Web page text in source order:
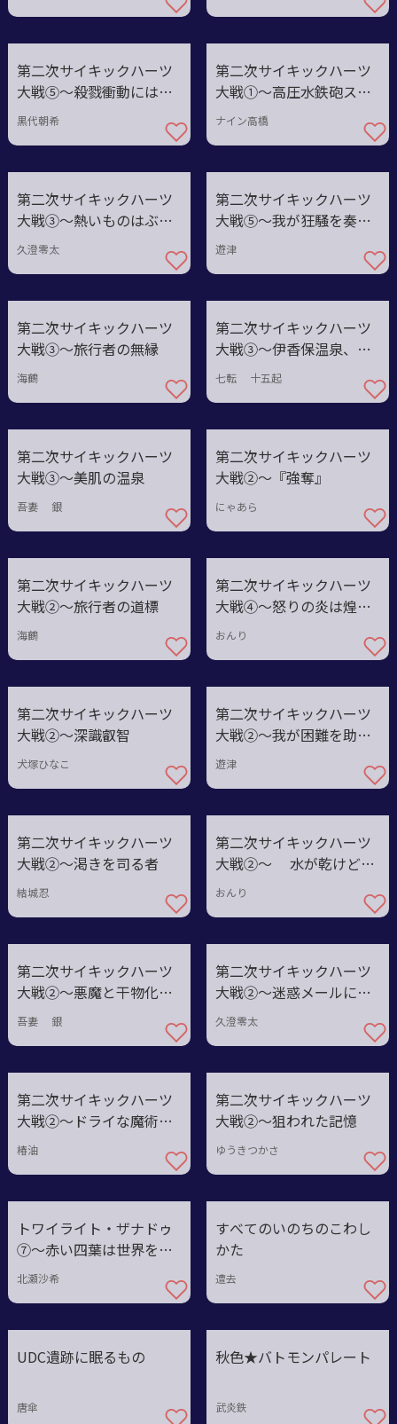
第二次サイキックハーツ
大戦⑤〜殺戮衝動には魔
曲を
黒代朝希
第二次サイキックハーツ
大戦①〜高圧水鉄砲ステ
ージ
ナイン高橋
第二次サイキックハーツ
大戦③〜熱いものはぶん
殴る
久澄零太
第二次サイキックハーツ
大戦⑤～我が狂騒を奏で
よ魔曲
遊津
第二次サイキックハーツ
大戦③〜旅行者の無縁
海鶴
第二次サイキックハーツ
大戦③〜伊香保温泉、日
本の名湯
七転 十五起
第二次サイキックハーツ
大戦③〜美肌の温泉
吾妻 銀
第二次サイキックハーツ
大戦②〜『強奪』
にゃあら
第二次サイキックハーツ
大戦②〜旅行者の道標
海鶴
第二次サイキックハーツ
大戦④〜怒りの炎は煌々
と燃える
おんり
第二次サイキックハーツ
大戦②〜深識叡智
犬塚ひなこ
第二次サイキックハーツ
大戦②～我が困難を助け
よ叡智
遊津
第二次サイキックハーツ
大戦②〜渇きを司る者
結城忍
第二次サイキックハーツ
大戦②〜 水が乾けど、
心は乾かぬ
おんり
第二次サイキックハーツ
大戦②〜悪魔と干物化す
るナノナノ
吾妻 銀
第二次サイキックハーツ
大戦②〜迷惑メールには
空メール
久澄零太
第二次サイキックハーツ
大戦②〜ドライな魔術パ
ワー
椿油
第二次サイキックハーツ
大戦②〜狙われた記憶
ゆうきつかさ
トワイライト・ザナドゥ
⑦〜赤い四葉は世界を奪
えるか
北瀬沙希
すべてのいのちのこわし
かた
遭去
UDC遺跡に眠るもの
唐傘
秋色★バトモンパレート
武炎鉄